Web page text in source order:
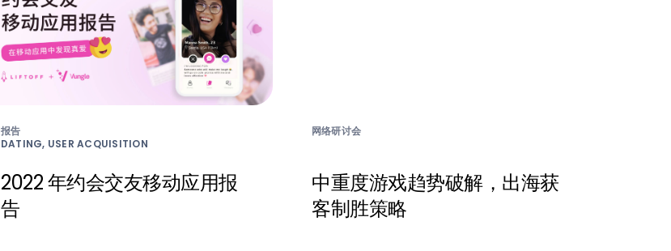
报告
DATING, USER ACQUISITION
2022 年约会交友移动应用报
告
网络研讨会
中重度游戏趋势破解，出海获
客制胜策略